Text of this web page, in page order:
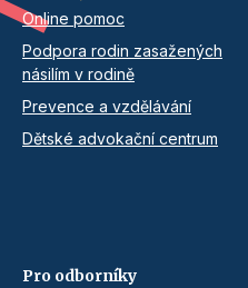
Online pomoc
Podpora rodin zasažených
násilím v rodině
Prevence a vzdělávání
Dětské advokační centrum
Pro odborníky